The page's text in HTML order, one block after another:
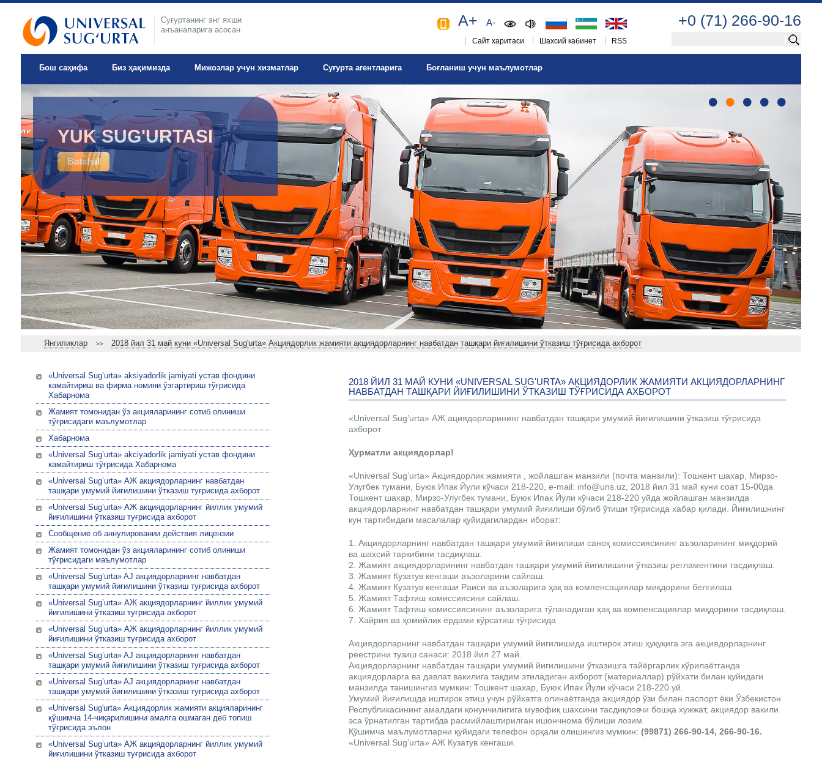
Суғуртанинг энг яхши
анъаналарига асосан
+0 (71) 266-90-16
A+ A-
Сайт харитаси Шахсий кабинет RSS
Бош саҳифа Биз ҳақимизда Мижозлар учун хизматлар Суғурта агентларига Боғланиш учун маълумотлар
IXTIYORIY TIBBIY
SUG'URTA
Batafsil
YUK SUG'URTASI
Batafsil
• • • • •
Янгиликлар >> 2018 йил 31 май куни «Universal Sug'urta» Акциядорлик жамияти акциядорларнинг навбатдан ташқари йиғилишини ўтказиш тўғрисида ахборот
«Universal Sug’urta» aksiyadorlik jamiyati устав фондини
камайтириш ва фирма номини ўзгартириш тўғрисида
Хабарнома
Жамият томонидан ўз акцияларининг сотиб олиниши
тўғрисидаги маълумотлар
Хабарнома
«Universal Sug’urta» akciyadorlik jamiyati устав фондини
камайтириш тўғрисида Хабарнома
«Universal Sug’urta» АЖ акциядорларнинг навбатдан
ташқари умумий йиғилишини ўтказиш туғрисида ахборот
«Universal Sug’urta» АЖ акциядорларнинг йиллик умумий
йиғилишини ўтказиш туғрисида ахборот
Сообщение об аннулировании действия лицензии
Жамият томонидан ўз акцияларининг сотиб олиниши
тўғрисидаги маълумотлар
«Universal Sug’urta» AJ акциядорларнинг навбатдан
ташқари умумий йиғилишини ўтказиш туғрисида ахборот
«Universal Sug’urta» АЖ акциядорларнинг йиллик умумий
йиғилишини ўтказиш туғрисида ахборот
«Universal Sug’urta» АЖ акциядорларнинг йиллик умумий
йиғилишини ўтказиш туғрисида ахборот
«Universal Sug’urta» AJ акциядорларнинг навбатдан
ташқари умумий йиғилишини ўтказиш туғрисида ахборот
«Universal Sug’urta» AJ акциядорларнинг навбатдан
ташқари умумий йиғилишини ўтказиш туғрисида ахборот
«Universal Sug'urta» Акциядорлик жамияти акцияларининг
қўшимча 14-чиқарилишини амалга ошмаган деб топиш
тўғрисида эълон
«Universal Sug’urta» АЖ акциядорларнинг йиллик умумий
йиғилишини ўтказиш туғрисида ахборот
2018 ЙИЛ 31 МАЙ КУНИ «UNIVERSAL SUG'URTA» АКЦИЯДОРЛИК ЖАМИЯТИ АКЦИЯДОРЛАРНИНГ
НАВБАТДАН ТАШҚАРИ ЙИҒИЛИШИНИ ЎТКАЗИШ ТЎҒРИСИДА АХБОРОТ
«Universal Sug’urta» АЖ ациядорларининг навбатдан ташқари умумий йиғилишини ўтказиш тўғрисида
ахборот
Ҳурматли акциядорлар!
«Universal Sug’urta» Акциядорлик жамияти , жойлашган манзили (почта манзили): Тошкент шахар, Мирзо-
Улугбек тумани, Буюк Ипак Йули кўчаси 218-220, e-mail: info@uns.uz, 2018 йил 31 май куни соат 15-00да
Тошкент шахар, Мирзо-Улугбек тумани, Буюк Ипак Йули кўчаси 218-220 уйда жойлашган манзилда
акциядорларнинг навбатдан ташқари умумий йиғилиши бўлиб ўтиши тўғрисида хабар қилади. Йиғилишнинг
кун тартибидаги масалалар қуйидагилардан иборат:
1. Акциядорларнинг навбатдан ташқари умумий йиғилиши саноқ комиссиясининг аъзоларининг миқдорий
ва шахсий таркибини тасдиқлаш.
2. Жамият акциядорларининг навбатдан ташқари умумий йиғилишини ўтказиш регламентини тасдиқлаш.
3. Жамият Кузатув кенгаши аъзоларини сайлаш.
4. Жамият Кузатув кенгаши Раиси ва аъзоларига ҳақ ва компенсациялар миқдорини белгилаш.
5. Жамият Тафтиш комиссиясини сайлаш.
6. Жамият Тафтиш комиссиясининг аъзоларига тўланадиган ҳақ ва компенсациялар миқдорини тасдиқлаш.
7. Хайрия ва ҳомийлик ёрдами кўрсатиш тўғрисида
Акциядорларнинг навбатдан ташқари умумий йиғилишида иштирок этиш ҳуқуқига эга акциядорларнинг
реестрини тузиш санаси: 2018 йил 27 май.
Акциядорларнинг навбатдан ташқари умумий йиғилишини ўтказишга тайёргарлик кўрилаётганда
акциядорларга ва давлат вакилига тақдим этиладиган ахборот (материаллар) рўйхати билан қуйидаги
манзилда танишингиз мумкин: Тошкент шахар, Буюк Ипак Йули кўчаси 218-220 уй.
Умумий йиғилишда иштирок этиш учун рўйхатга олинаётганда акциядор ўзи билан паспорт ёки Ўзбекистон
Республикасининг амалдаги қонунчилигига мувофиқ шахсини тасдиқловчи бошқа хужжат, акциядор вакили
эса ўрнатилган тартибда расмийлаштирилган ишончнома бўлиши лозим.
Қўшимча маълумотларни қуйидаги телефон орқали олишингиз мумкин: (99871) 266-90-14, 266-90-16.
«Universal Sug’urta» АЖ Кузатув кенгаши.